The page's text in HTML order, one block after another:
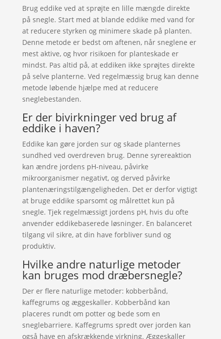
Brug eddike ved at sprøjte en lille mængde direkte
på snegle. Start med at blande eddike med vand for
at reducere styrken og minimere skade på planten.
Denne metode er bedst om aftenen, når sneglene er
mest aktive, og hvor risikoen for planteskade er
mindst. Pas altid på, at eddiken ikke sprøjtes direkte
på selve planterne. Ved regelmæssig brug kan denne
metode løbende hjælpe med at reducere
sneglebestanden.
Er der bivirkninger ved brug af
eddike i haven?
Eddike kan gøre jorden sur og skade planternes
sundhed ved overdreven brug. Denne syrereaktion
kan ændre jordens pH-niveau, påvirke
mikroorganismer negativt, og derved påvirke
plantenæringstilgængeligheden. Det er derfor vigtigt
at bruge eddike sparsomt og målrettet kun på
snegle. Tjek regelmæssigt jordens pH, hvis du ofte
anvender eddikebaserede løsninger. En balanceret
tilgang vil sikre, at din have forbliver sund og
produktiv.
Hvilke andre naturlige metoder
kan bruges mod dræbersnegle?
Der er flere naturlige metoder: kobberbånd,
kaffegrums og æggeskaller. Kobberbånd kan
placeres rundt om potter og bede som en
sneglebarriere. Kaffegrums spredt over jorden kan
også have en afskrækkende virkning. Æggeskaller